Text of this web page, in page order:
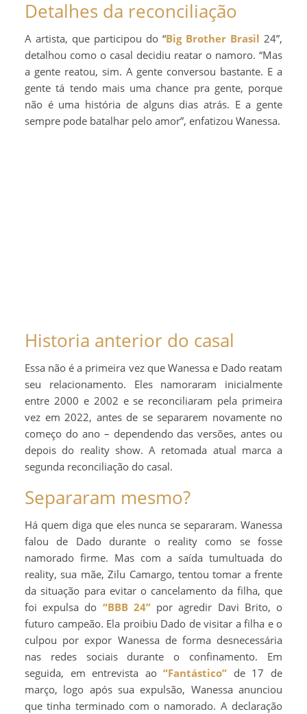
Detalhes da reconciliação
A artista, que participou do “Big Brother Brasil 24”,
detalhou como o casal decidiu reatar o namoro. “Mas
a gente reatou, sim. A gente conversou bastante. E a
gente tá tendo mais uma chance pra gente, porque
não é uma história de alguns dias atrás. E a gente
sempre pode batalhar pelo amor”, enfatizou Wanessa.
Historia anterior do casal
Essa não é a primeira vez que Wanessa e Dado reatam
seu relacionamento. Eles namoraram inicialmente
entre 2000 e 2002 e se reconciliaram pela primeira
vez em 2022, antes de se separarem novamente no
começo do ano – dependendo das versões, antes ou
depois do reality show. A retomada atual marca a
segunda reconciliação do casal.
Separaram mesmo?
Há quem diga que eles nunca se separaram. Wanessa
falou de Dado durante o reality como se fosse
namorado firme. Mas com a saída tumultuada do
reality, sua mãe, Zilu Camargo, tentou tomar a frente
da situação para evitar o cancelamento da filha, que
foi expulsa do “BBB 24”por agredir Davi Brito, o
futuro campeão. Ela proibiu Dado de visitar a filha e o
culpou por expor Wanessa de forma desnecessária
nas redes sociais durante o confinamento. Em
seguida, em entrevista ao“Fantástico” de 17 de
março, logo após sua expulsão, Wanessa anunciou
que tinha terminado com o namorado. A declaração